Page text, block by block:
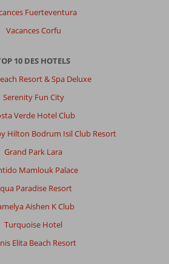
Fuerteventura
Vacances Corfu
10 DES HOTELS
Resort & Spa Deluxe
Serenity Fun City
Verde Hotel Club
Hilton Bodrum Isil Club Resort
Grand Park Lara
Mamlouk Palace
Paradise Resort
Aishen K Club
Turquoise Hotel
Elita Beach Resort